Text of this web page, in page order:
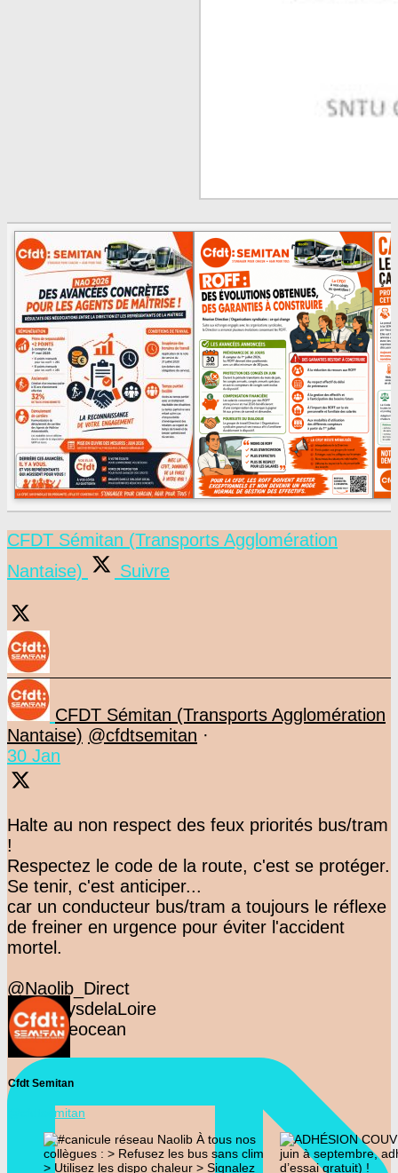
CFDT Sémitan (Transports Agglomération
Nantaise)
Suivre
CFDT Sémitan (Transports Agglomération
Nantaise) @cfdtsemitan ·
30 Jan
Halte au non respect des feux priorités bus/tram
!
Respectez le code de la route, c'est se protéger.
Se tenir, c'est anticiper...
car un conducteur bus/tram a toujours le réflexe
de freiner en urgence pour éviter l'accident
mortel.
@Naolib_Direct
@F3PaysdelaLoire
@presseocean
Cfdt Semitan
@cfdtsemitan